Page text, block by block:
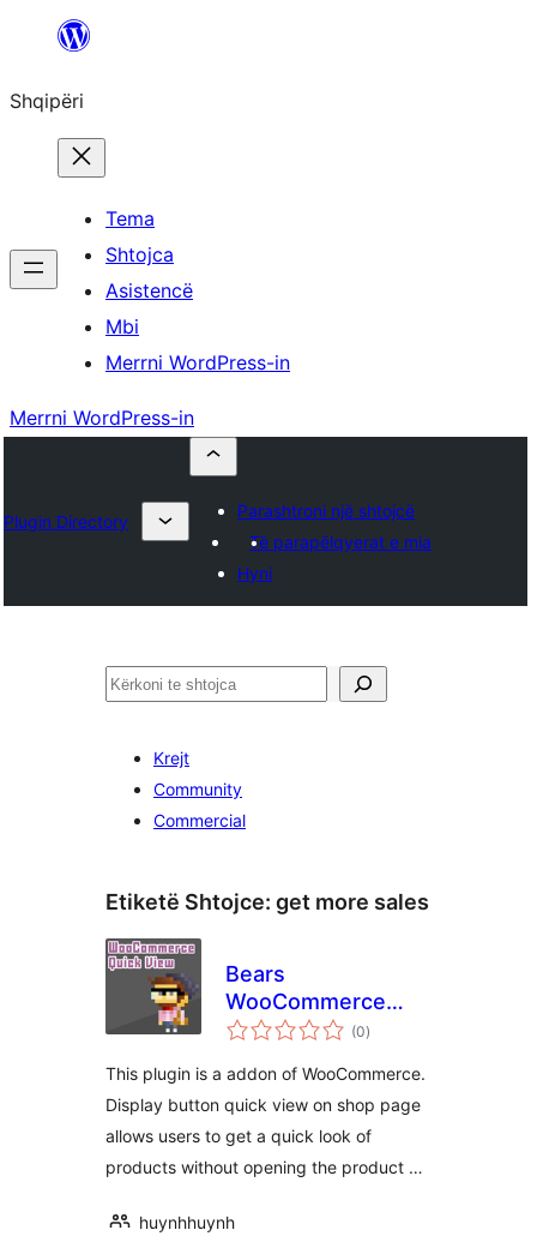
Hidhu
lënda
Shqipëri
Tema
Shtojca
Asistencë
Mbi
Merrni WordPress-in
Merrni WordPress-in
Plugin Directory
Parashtroni një shtojcë
Të parapëlqyerat e mia
Hyni
Kërko
Krejt
Community
Commercial
Etiketë Shtojce: get more sales
Bears
WooCommerce
Product Quick View
(0vlerësime
gjithsej
)
This plugin is a addon of WooCommerce.
Display button quick view on shop page
allows users to get a quick look of
products without opening the product …
huynhhuynh